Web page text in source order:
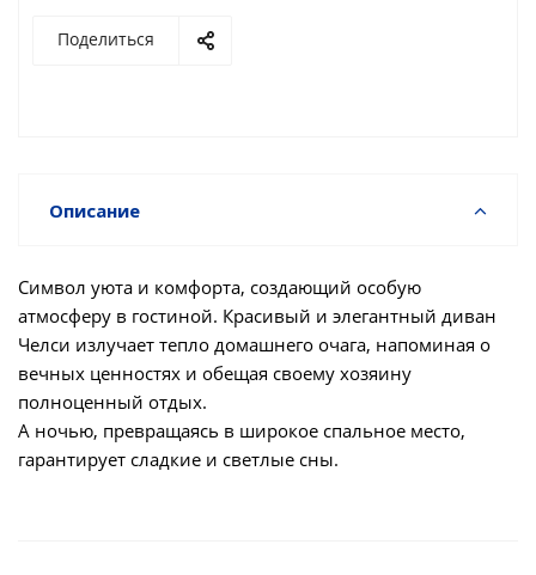
Поделиться
Описание
Символ уюта и комфорта, создающий особую
атмосферу в гостиной. Красивый и элегантный диван
Челси излучает тепло домашнего очага, напоминая о
вечных ценностях и обещая своему хозяину
полноценный отдых.
А ночью, превращаясь в широкое спальное место,
гарантирует сладкие и светлые сны.